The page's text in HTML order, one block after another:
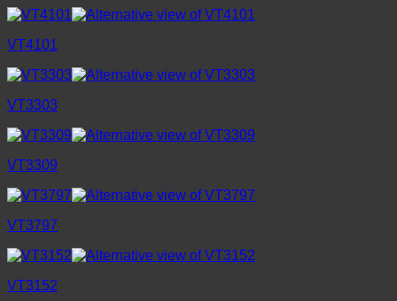
VT4101
VT3303
VT3309
VT3797
VT3152